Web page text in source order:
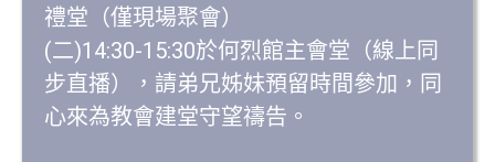
禮堂（僅現場聚會）
(二)14:30-15:30於何烈館主會堂（線上同
步直播），請弟兄姊妹預留時間參加，同
心來為教會建堂守望禱告。